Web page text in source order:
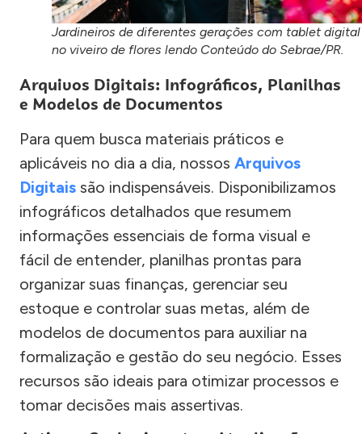
Jardineiros de diferentes gerações com tablet digital
no viveiro de flores lendo Conteúdo do Sebrae/PR.
Arquivos Digitais: Infográficos, Planilhas
e Modelos de Documentos
Para quem busca materiais práticos e
aplicáveis no dia a dia, nossos Arquivos
Digitais são indispensáveis. Disponibilizamos
infográficos detalhados que resumem
informações essenciais de forma visual e
fácil de entender, planilhas prontas para
organizar suas finanças, gerenciar seu
estoque e controlar suas metas, além de
modelos de documentos para auxiliar na
formalização e gestão do seu negócio. Esses
recursos são ideais para otimizar processos e
tomar decisões mais assertivas.